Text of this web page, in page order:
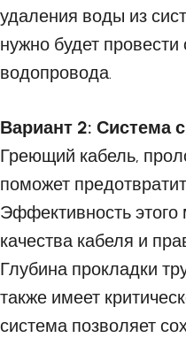
удаления воды из
нужно будет
водопровода.
Вариант 2: Система
Греющий кабель,
поможет
Эффективность этого
качества кабеля и
Глубина прокладки
также имеет
система позволяет